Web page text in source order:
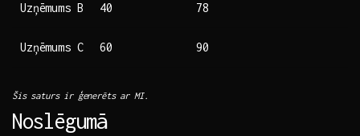
Uzņēmums B 40 78
Uzņēmums ‌C 60 90
Šis saturs ir ģenerēts ar MI.
Noslēgumā